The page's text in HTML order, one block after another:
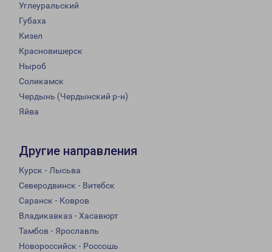
Углеуральский
Губаха
Кизел
Красновишерск
Ныроб
Соликамск
Чердынь (Чердынский р-н)
Яйва
Другие направления
Курск - Лысьва
Северодвинск - Витебск
Саранск - Ковров
Владикавказ - Хасавюрт
Тамбов - Ярославль
Новороссийск - Россошь